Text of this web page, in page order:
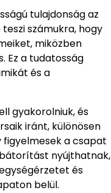
tulajdonság az
számukra, hogy
miközben
Ez a tudatosság
és a
gyakorolniuk, és
iránt, különösen
figyelmesek a csapat
nyújthatnak,
és
belül.